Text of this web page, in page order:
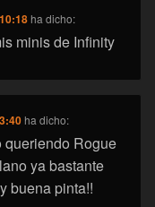
ha dicho:
minis de Infinity
ha dicho:
queriendo Rogue
ya bastante
buena pinta!!